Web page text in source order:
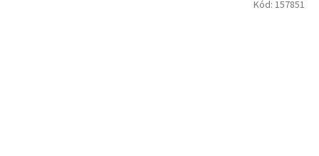
Kód: 157851